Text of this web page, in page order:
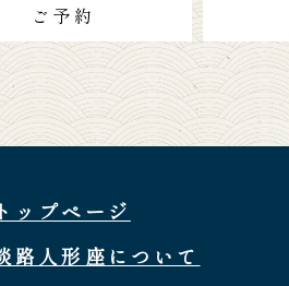
ご予約
トップページ
路人形座について